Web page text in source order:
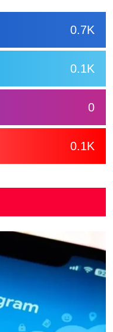
0.7K
0.1K
0
0.1K